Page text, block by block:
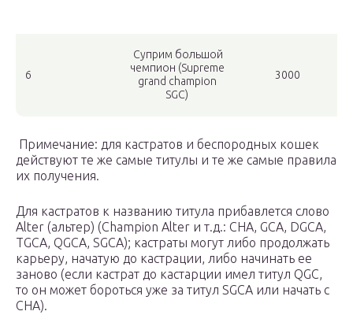
6
Суприм большой
чемпион (Supreme
grand champion
SGC)
3000
Примечание: для кастратов и беспородных кошек
действуют те же самые титулы и те же самые правила
их получения.
Для кастратов к названию титула прибавлется слово
Alter (альтер) (Сhampion Alter и т.д.: СHA, GCA, DGCA,
TGCA, QGCA, SGCA); кастраты могут либо продолжать
карьеру, начатую до кастрации, либо начинать ее
заново (если кастрат до кастарции имел титул QGC,
то он может бороться уже за титул SGCA или начать с
CHA).